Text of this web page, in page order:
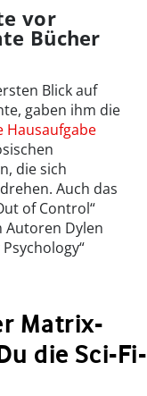
vor
Bücher
Blick auf
gaben ihm die
Hausaufgabe
die sich
Auch das
of Control“
Autoren Dylen
Matrix-
die Sci-Fi-